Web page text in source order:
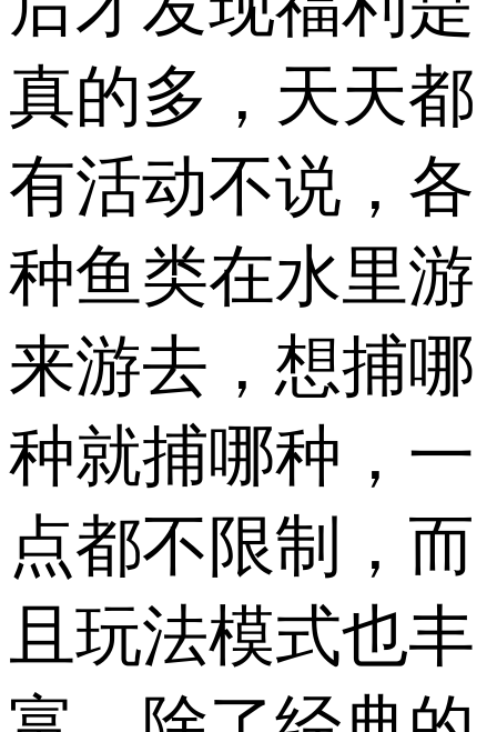
真的多，天天都
有活动不说，各
种鱼类在水里游
来游去，想捕哪
种就捕哪种，一
点都不限制，而
且玩法模式也丰